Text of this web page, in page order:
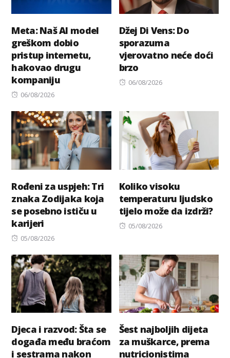
Meta: Naš AI model
greškom dobio
pristup internetu,
hakovao drugu
kompaniju
Posted
06/08/2026
Džej Di Vens: Do
sporazuma
vjerovatno neće doći
brzo
Posted
06/08/2026
Rođeni za uspjeh: Tri
znaka Zodijaka koja
se posebno ističu u
karijeri
Posted
05/08/2026
Koliko visoku
temperaturu ljudsko
tijelo može da izdrži?
Posted
05/08/2026
Djeca i razvod: Šta se
događa među braćom
i sestrama nakon
Šest najboljih dijeta
za muškarce, prema
nutricionistima